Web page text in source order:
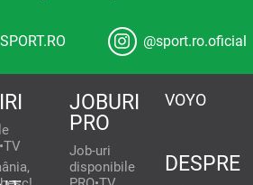
SPORT.RO @sport.ro.oficial
JOBURI
PRO
Job-uri
disponibile
VOYO
DESPRE